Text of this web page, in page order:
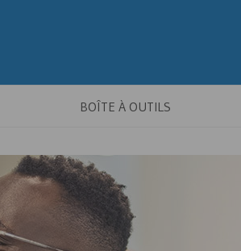
BOÎTE À OUTILS